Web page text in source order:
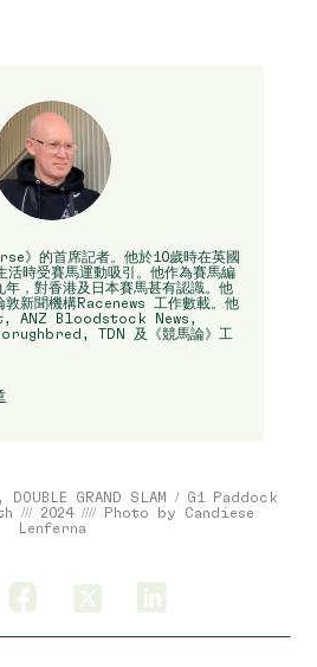
》的首席記者。他於10歲時在英國
時受賽馬運動吸引。他作為賽馬編
年，對香港及日本賽馬甚有認識。他
敦新聞機構Racenews 工作數載。他
ANZ Bloodstock News,
TDN 及《競馬論》工
DOUBLE GRAND SLAM / G1 Paddock
/// 2024 //// Photo by Candiese
Lenferna